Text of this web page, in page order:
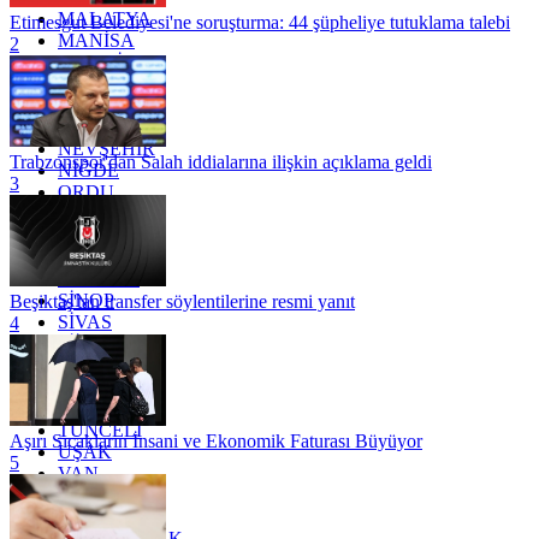
MALATYA
MANİSA
MARDİN
MERSİN
MUĞLA
MUŞ
NEVŞEHİR
NİĞDE
ORDU
OSMANİYE
RİZE
SAKARYA
SİNOP
SİVAS
SİİRT
TEKİRDAĞ
TOKAT
TRABZON
TUNCELİ
UŞAK
VAN
YALOVA
YOZGAT
Etimesgut Belediyesi'ne soruşturma: 44 şüpheliye tutuklama talebi
2
Trabzonspor'dan Salah iddialarına ilişkin açıklama geldi
3
Beşiktaş'tan transfer söylentilerine resmi yanıt
4
Aşırı Sıcakların İnsani ve Ekonomik Faturası Büyüyor
5